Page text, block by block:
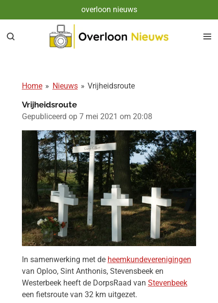
direct
naar
overloon nieuws
Home » Nieuws » Vrijheidsroute
Vrijheidsroute
Gepubliceerd op 7 mei 2021 om 20:08
In samenwerking met de heemkundeverenigingen
van Oploo, Sint Anthonis, Stevensbeek en
Westerbeek heeft de DorpsRaad van Stevenbeek
een fietsroute van 32 km uitgezet.